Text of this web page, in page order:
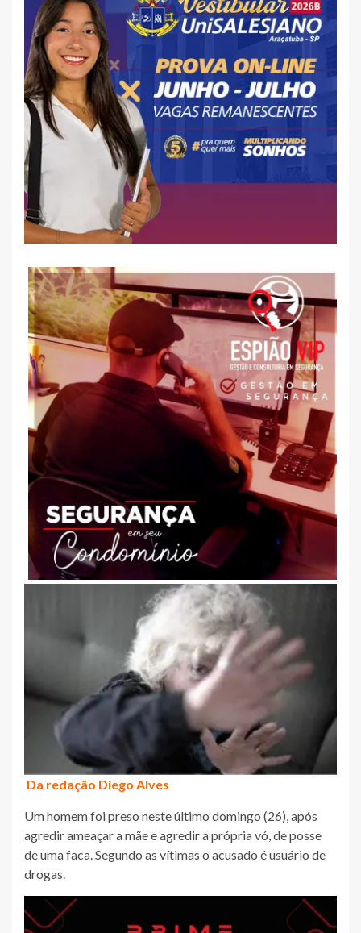
Da redação Diego Alves
Um homem foi preso neste último domingo (26), após
agredir ameaçar a mãe e agredir a própria vó, de posse
de uma faca. Segundo as vítimas o acusado é usuário de
drogas.